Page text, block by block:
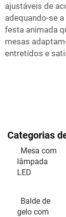
ajustáveis de
adequando-se
festa animada
mesas
entretidos e
Categorias
Mesa com
lâmpada
LED
Balde de
gelo com